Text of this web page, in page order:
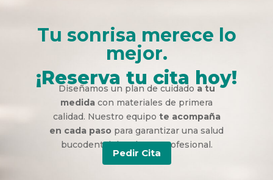
Tu sonrisa merece lo
mejor.
¡Reserva tu cita hoy!
Diseñamos un plan de cuidado a tu
medida con materiales de primera
calidad. Nuestro equipo te acompaña
en cada paso para garantizar una salud
bucodental duradera y profesional.
Pedir Cita